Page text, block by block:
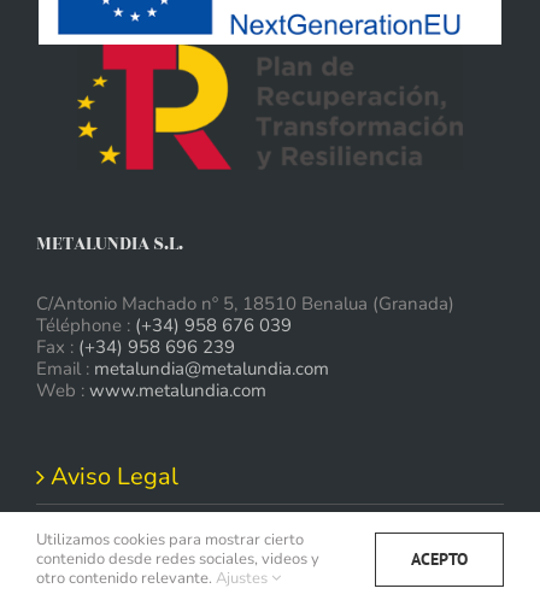
METALUNDIA S.L.
C/Antonio Machado nº 5, 18510 Benalua (Granada)
Téléphone : (+34) 958 676 039
Fax : (+34) 958 696 239
Email : metalundia@metalundia.com
Web : www.metalundia.com
Aviso Legal
Utilizamos cookies para mostrar cierto
contenido desde redes sociales, videos y
otro contenido relevante. Ajustes
ACEPTO